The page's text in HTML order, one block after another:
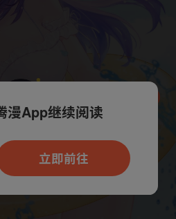
阅读，可打开App新用
7天免费看
漫App继续阅读
立即前往